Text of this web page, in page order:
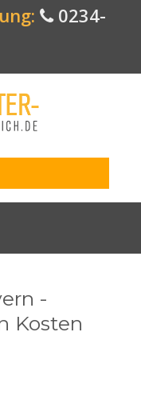
0234-
<
-
Kosten